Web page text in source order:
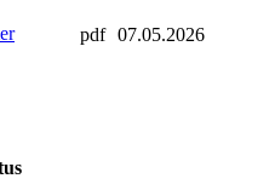
pdf 07.05.2026